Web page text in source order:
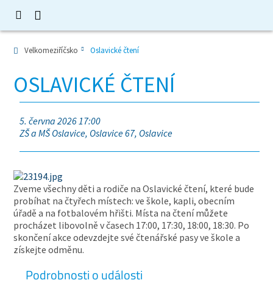
Velkomeziříčsko Oslavické čtení
OSLAVICKÉ ČTENÍ
5. června 2026 17:00
ZŠ a MŠ Oslavice, Oslavice 67, Oslavice
Zveme všechny děti a rodiče na Oslavické čtení, které bude
probíhat na čtyřech místech: ve škole, kapli, obecním
úřadě a na fotbalovém hřišti. Místa na čtení můžete
procházet libovolně v časech 17:00, 17:30, 18:00, 18:30. Po
skončení akce odevzdejte své čtenářské pasy ve škole a
získejte odměnu.
Podrobnosti o události